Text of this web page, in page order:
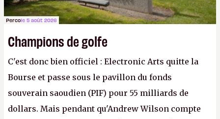
Percole 5 août 2026
Champions de golfe
C'est donc bien officiel : Electronic Arts quitte la
Bourse et passe sous le pavillon du fonds
souverain saoudien (PIF) pour 55 milliards de
dollars. Mais pendant qu'Andrew Wilson compte